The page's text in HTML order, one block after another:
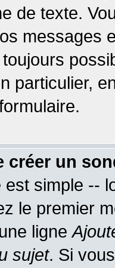
de texte.
messages
particulier,
créer un
simple --
le premier
ligne
sujet. Si